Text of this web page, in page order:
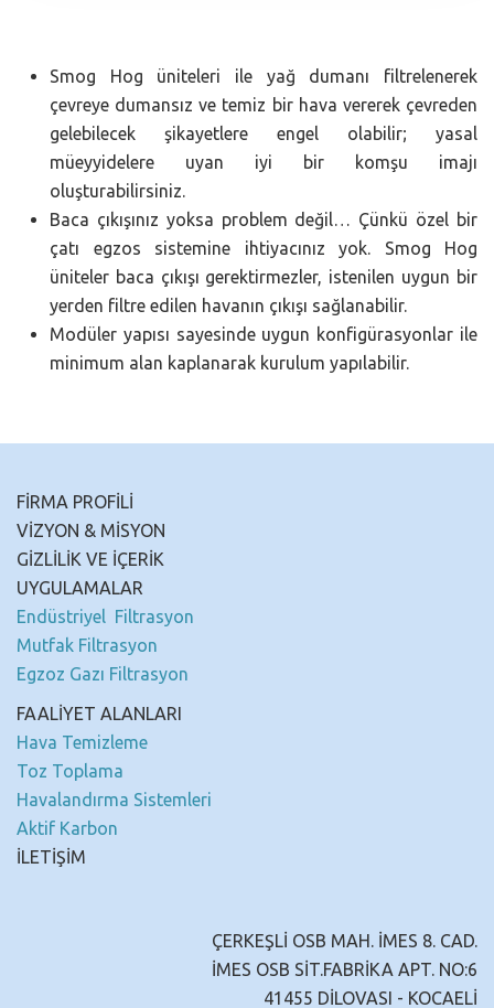
Smog Hog üniteleri ile yağ dumanı filtrelenerek
çevreye dumansız ve temiz bir hava vererek çevreden
gelebilecek şikayetlere engel olabilir; yasal
müeyyidelere uyan iyi bir komşu imajı
oluşturabilirsiniz.
Baca çıkışınız yoksa problem değil… Çünkü özel bir
çatı egzos sistemine ihtiyacınız yok. Smog Hog
üniteler baca çıkışı gerektirmezler, istenilen uygun bir
yerden filtre edilen havanın çıkışı sağlanabilir.
Modüler yapısı sayesinde uygun konfigürasyonlar ile
minimum alan kaplanarak kurulum yapılabilir.
FİRMA PROFİLİ
VİZYON & MİSYON
GİZLİLİK VE İÇERİK
UYGULAMALAR
Endüstriyel Filtrasyon
Mutfak Filtrasyon
Egzoz Gazı Filtrasyon
FAALİYET ALANLARI
Hava Temizleme
Toz Toplama
Havalandırma Sistemleri
Aktif Karbon
İLETİŞİM
ÇERKEŞLİ OSB MAH. İMES 8. CAD.
İMES OSB SİT.FABRİKA APT. NO:6
41455 DİLOVASI - KOCAELİ